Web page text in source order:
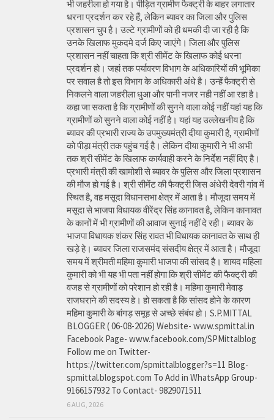
भी जहरीला हो गया है। पीड़ित ग्रामीण फैक्ट्री के बाहर लगातार
धरना प्रदर्शन कर रहे हैं, लेकिन ब्यावर का जिला और पुलिस
प्रशासन चुप है। उल्टे ग्रामीणों को ही धमकी दी जा रही है कि
उनके खिलाफ मुकदमे दर्ज किए जाएंगे। जिला और पुलिस
प्रशासन नहीं चाहता कि श्री सीमेंट के खिलाफ कोई धरना
प्रदर्शन हो। जहां तक पर्यावरण विभाग के अधिकारियों की भूमिका
पर सवाल है तो इस विभाग के अधिकारी अंधे है। उन्हें फैक्ट्री से
निकलने वाला जहरीला धुआ और पानी नजर नही नहीं आ रहा है।
कहा जा सकता है कि ग्रामीणों की सुनने वाला कोई नहीं यहां यह कि
ग्रामीणों को सुनने वाला कोई नहीं है। यहां यह उल्लेखनीय है कि
ब्यावर की प्रभारी राज्य के उपमुख्यमंत्री दीया कुमारी है, ग्रामीणों
को पीड़ा मंत्री तक पहुंच गई है। लेकिन दीया कुमारी ने भी अभी
तक श्री सीमेंट के खिलाफ कार्यवाही करने के निर्देश नहीं दिए है।
प्रभारी मंत्री की खामोशी से ब्यावर के पुलिस और जिला प्रशासन
की मौज हो गई है। श्री सीमेंट की फैक्ट्री जिस अंधेरी देवरी गांव में
स्थित है, वह मसूदा विधानसभा क्षेत्र में आता है। मौजूदा समय में
मसूदा से भाजपा विधायक वीरेंद्र सिंह कानावत है, लेकिन कानावत
के कानों में भी ग्रामीणों की आवाज सुनाई नहीं दे रही। ब्यावर के
भाजपा विधायक शंकर सिंह रावत भी विधायक कानावत के साथ ही
खड़े हे। ब्यावर जिला राजसमंद संसदीय क्षेत्र में आता है। मौजूदा
समय में श्रीमती महिमा कुमारी भाजपा की सांसद है। शायद महिला
कुमारी को भी यह भी पता नहीं होगा कि श्री सीमेंट की फैक्ट्री की
वजह से ग्रामीणों को परेशान हो रही है। महिमा कुमारी मेवाड़
राजघराने की सदस्य हे। हो सकता है कि सांसद होने के कारण
महिमा कुमारी के बांगड़ समूह से अच्छे संबंध हो। S.P.MITTAL
BLOGGER ( 06-08-2026) Website- www.spmittal.in
Facebook Page- www.facebook.com/SPMittalblog
Follow me on Twitter-
https://twitter.com/spmittalblogger?s=11 Blog-
spmittal.blogspot.com To Add in WhatsApp Group-
9166157932 To Contact- 9829071511
6 AUG, 2026